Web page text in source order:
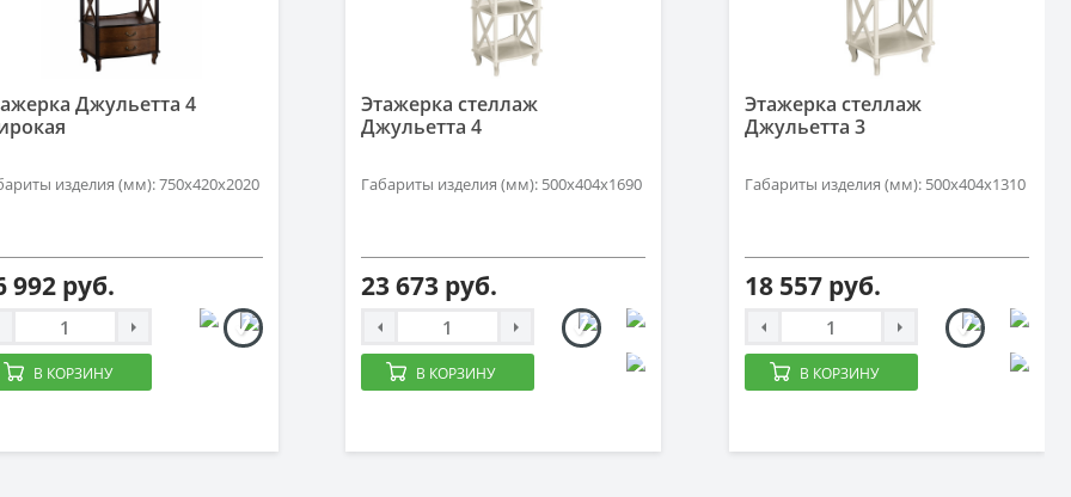
Джульетта 4
изделия (мм): 750х420х2020
992 руб.
В КОРЗИНУ
Этажерка стеллаж
Джульетта 4
Габариты изделия (мм): 500х404х1690
23 673 руб.
В КОРЗИНУ
Этажерка стеллаж
Джульетта 3
Габариты изделия (мм): 500х404х1310
18 557 руб.
В КОРЗИНУ